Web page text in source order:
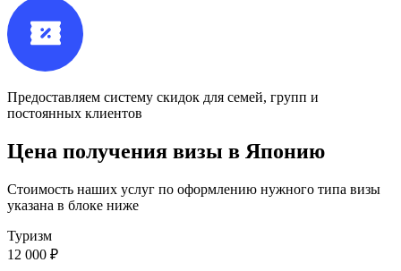
Предоставляем систему скидок для семей, групп и
постоянных клиентов
Цена получения визы в Японию
Стоимость наших услуг по оформлению нужного типа визы
указана в блоке ниже
Туризм
12 000 ₽